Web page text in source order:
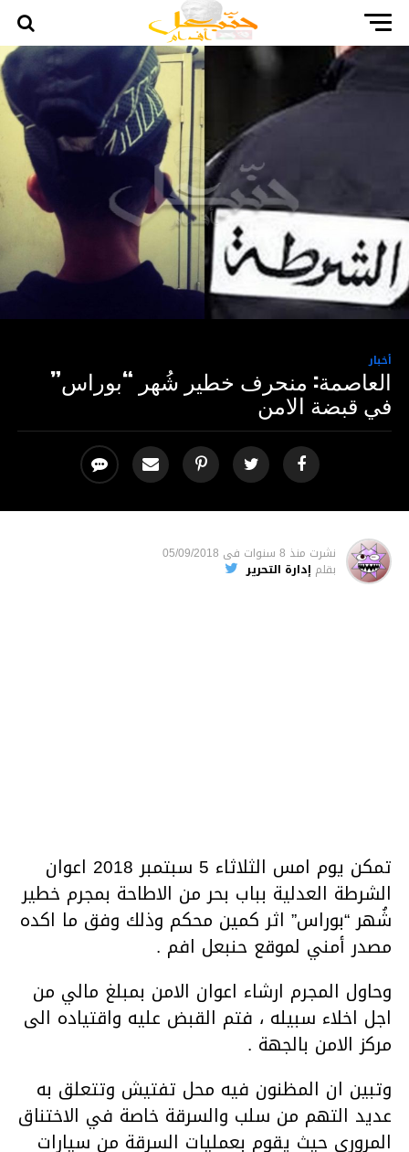
أخبار
العاصمة: منحرف خطير شُهر “بوراس”
في قبضة الامن
نشرت منذ 8 سنوات فى 05/09/2018
بقلم إدارة التحرير
تمكن يوم امس الثلاثاء 5 سبتمبر 2018 اعوان
الشرطة العدلية بباب بحر من الاطاحة بمجرم خطير
شُهر “بوراس” اثر كمين محكم وذلك وفق ما اكده
مصدر أمني لموقع حنبعل افم .
وحاول المجرم ارشاء اعوان الامن بمبلغ مالي من
اجل اخلاء سبيله ، فتم القبض عليه واقتياده الى
مركز الامن بالجهة .
وتبين ان المظنون فيه محل تفتيش وتتعلق به
عديد التهم من سلب والسرقة خاصة في الاختناق
المروري حيث يقوم بعمليات السرقة من سيارات